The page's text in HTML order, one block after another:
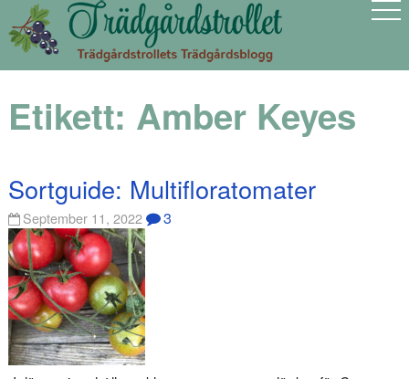
Etikett: Amber Keyes
Sortguide: Multifloratomater
September 11, 2022 3